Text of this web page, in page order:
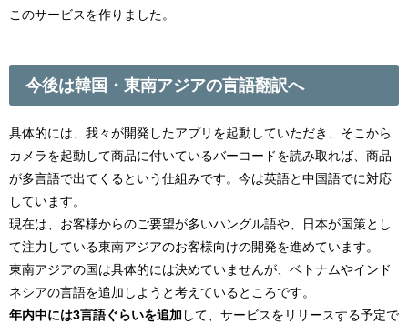
このサービスを作りました。
今後は韓国・東南アジアの言語翻訳へ
具体的には、我々が開発したアプリを起動していただき、そこから
カメラを起動して商品に付いているバーコードを読み取れば、商品
が多言語で出てくるという仕組みです。今は英語と中国語でに対応
しています。
現在は、お客様からのご要望が多いハングル語や、日本が国策とし
て注力している東南アジアのお客様向けの開発を進めています。
東南アジアの国は具体的には決めていませんが、ベトナムやインド
ネシアの言語を追加しようと考えているところです。
年内中には3言語ぐらいを追加 して、サービスをリリースする予定で